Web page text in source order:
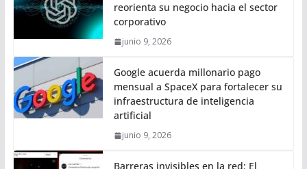
reorienta su negocio hacia el sector
corporativo
junio 9, 2026
Google acuerda millonario pago
mensual a SpaceX para fortalecer su
infraestructura de inteligencia
artificial
junio 9, 2026
Barreras invisibles en la red: El